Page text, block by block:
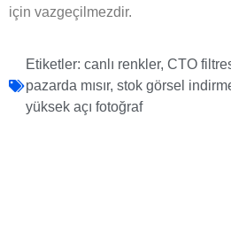
için vazgeçilmezdir.
Etiketler: canlı renkler, CTO
pazarda mısır, stok görsel
yüksek açı fotoğraf